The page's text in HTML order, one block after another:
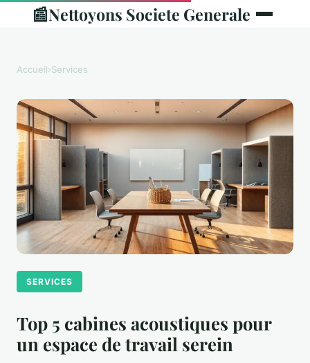
📰Nettoyons Societe Generale
Accueil›Services
SERVICES
Top 5 cabines acoustiques pour
un espace de travail serein